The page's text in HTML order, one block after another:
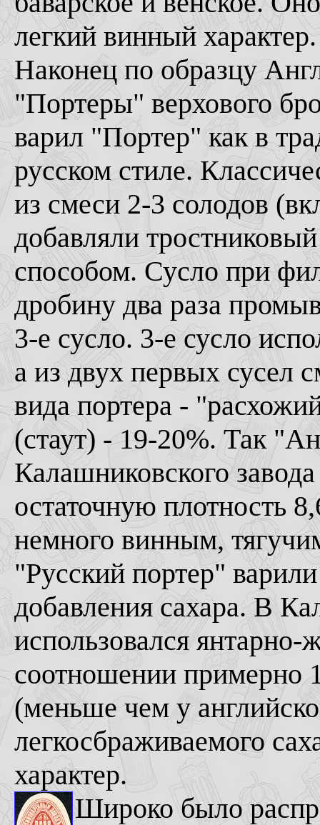
легкий винный характер.
Наконец по образцу
"Портеры" верхового
варил "Портер" как в
русском стиле.
из смеси 2-3 солодов
добавляли
способом. Сусло при
дробину два раза
3-е сусло. 3-е сусло
а из двух первых сусел
вида портера -
(стаут) - 19-20%. Так
Калашниковского
остаточную плотность
немного винным,
"Русский портер"
добавления сахара. В
использовался
соотношении примерно
(меньше чем у
легкосбраживаемого
характер.
Широко было